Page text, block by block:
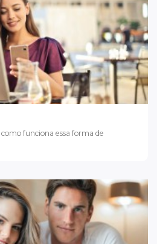
funciona essa forma de